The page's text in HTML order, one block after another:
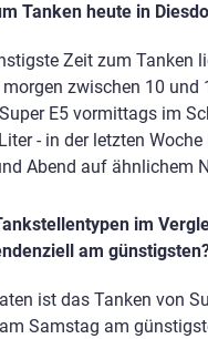
Tanken heute in
Zeit zum Tanken
zwischen 10 und
E5 vormittags im
- in der letzten Woche
Abend auf ähnlichem
im
am
ist das Tanken von
Samstag am